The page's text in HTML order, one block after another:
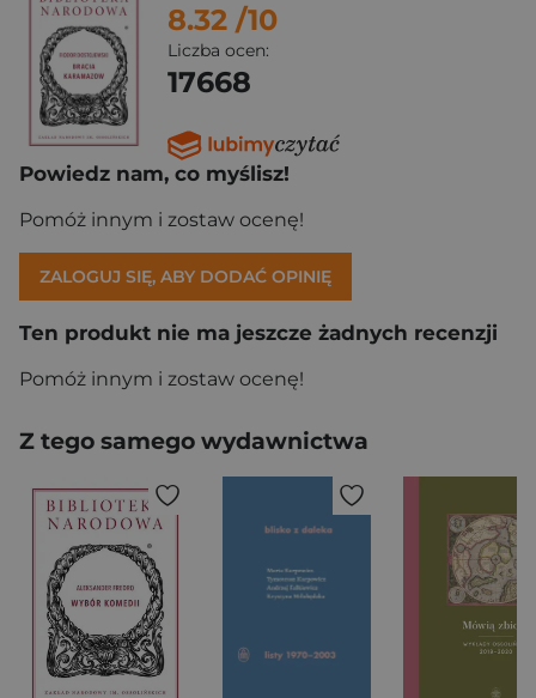
8.32 /10
Liczba ocen:
17668
Powiedz nam, co myślisz!
Pomóż innym i zostaw ocenę!
ZALOGUJ SIĘ, ABY DODAĆ OPINIĘ
Ten produkt nie ma jeszcze żadnych recenzji
Pomóż innym i zostaw ocenę!
Z tego samego wydawnictwa